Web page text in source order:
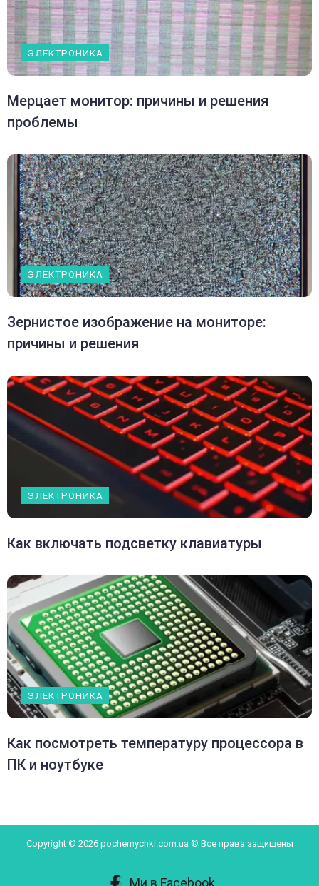
ЭЛЕКТРОНИКА
Мерцает монитор: причины и решения
проблемы
ЭЛЕКТРОНИКА
Зернистое изображение на мониторе:
причины и решения
ЭЛЕКТРОНИКА
Как включать подсветку клавиатуры
ЭЛЕКТРОНИКА
Как посмотреть температуру процессора в
ПК и ноутбуке
Copyright © 2026 pochemychki.com.ua © Все права защищены
Ми в Facebook